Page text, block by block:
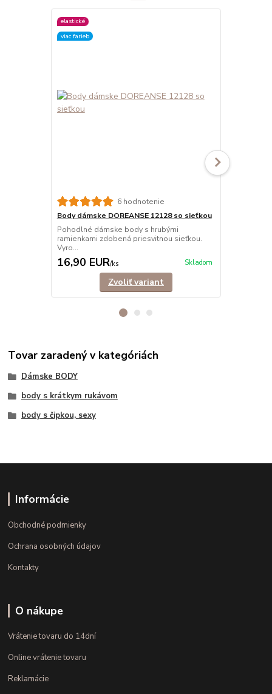
elastické
viac farieb
6 hodnotenie
Body dámske DOREANSE 12128 so sieťkou
Pohodlné dámske body s hrubými
ramienkami zdobená priesvitnou sieťkou.
Vyro...
16,90 EUR/ks Skladom
Zvoliť variant
Tovar zaradený v kategóriách
Dámske BODY
body s krátkym rukávom
body s čipkou, sexy
Informácie
Obchodné podmienky
Ochrana osobných údajov
Kontakty
O nákupe
Vrátenie tovaru do 14dní
Online vrátenie tovaru
Reklamácie